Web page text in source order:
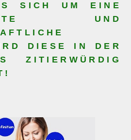
SICH UM EINE
UND
DIESE IN DER
ZITIERWÜRDIG